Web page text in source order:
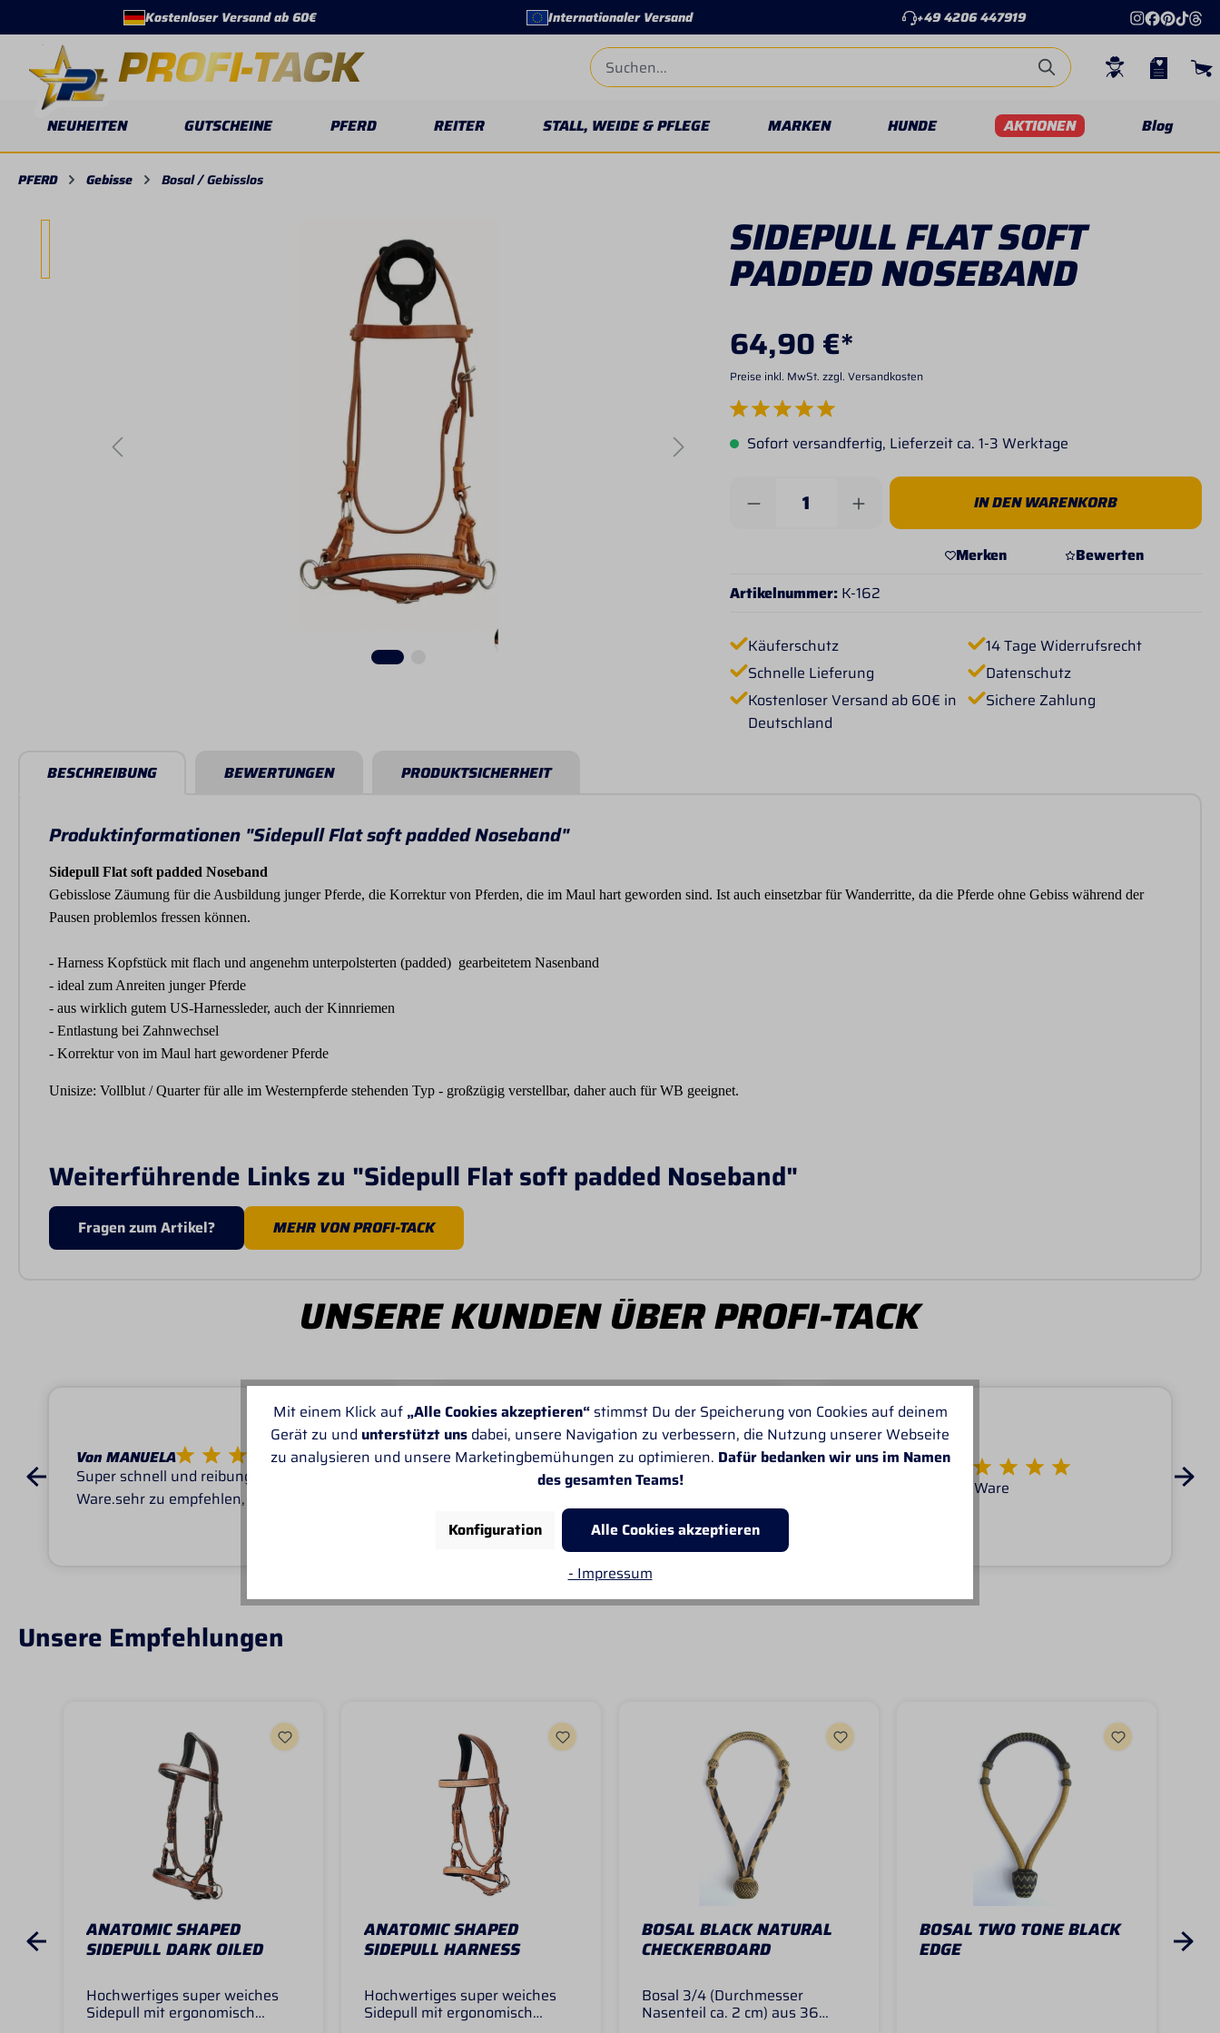
Zur Hauptnavigation springen
Kostenloser Versand ab 60€ Internationaler Versand +49 4206 447919
NEUHEITEN GUTSCHEINE PFERD REITER STALL, WEIDE & PFLEGE MARKEN HUNDE AKTIONEN Blog
PFERD Gebisse Bosal / Gebisslos
SIDEPULL FLAT SOFT
PADDED NOSEBAND
64,90 €*
Preise inkl. MwSt. zzgl. Versandkosten
Durchschnittliche Bewertung von 5 von 5 Sternen
Sofort versandfertig, Lieferzeit ca. 1-3 Werktage
Produkt Anzahl: Gib den gewünschten Wert
IN DEN WARENKORB
Merken
Bewerten
Artikelnummer: K-162
Käuferschutz
14 Tage Widerrufsrecht
Schnelle Lieferung
Datenschutz
Kostenloser Versand ab 60€ in
Deutschland
Sichere Zahlung
BESCHREIBUNG BEWERTUNGEN PRODUKTSICHERHEIT
Produktinformationen "Sidepull Flat soft padded Noseband"
Sidepull Flat soft padded Noseband
Gebisslose Zäumung für die Ausbildung junger Pferde, die Korrektur von Pferden, die im Maul hart geworden sind. Ist auch einsetzbar für Wanderritte, da die Pferde ohne Gebiss während der
Pausen problemlos fressen können.
- Harness Kopfstück mit flach und angenehm unterpolsterten (padded) gearbeitetem Nasenband
- ideal zum Anreiten junger Pferde
- aus wirklich gutem US-Harnessleder, auch der Kinnriemen
- Entlastung bei Zahnwechsel
- Korrektur von im Maul hart gewordener Pferde
Unisize: Vollblut / Quarter für alle im Westernpferde stehenden Typ - großzügig verstellbar, daher auch für WB geeignet.
Weiterführende Links zu "Sidepull Flat soft padded Noseband"
Fragen zum Artikel? MEHR VON PROFI-TACK
UNSERE KUNDEN ÜBER PROFI-TACK
Von MANUELA
Super schnell und reibungslos, top
Ware.sehr zu empfehlen, top!
Von SANDRA
Leider passt oft die Angabe der Lieferzeiten
Von KATARINA
Super Service tolle Ware
Unsere Empfehlungen
ANATOMIC SHAPED
SIDEPULL DARK OILED
Hochwertiges super weiches
Sidepull mit ergonomisch
ANATOMIC SHAPED
SIDEPULL HARNESS
Hochwertiges super weiches
Sidepull mit ergonomisch
BOSAL BLACK NATURAL
CHECKERBOARD
Bosal 3/4 (Durchmesser
Nasenteil ca. 2 cm) aus 36
BOSAL TWO TONE BLACK
EDGE
Mit einem Klick auf „Alle Cookies akzeptieren“stimmst Du der Speicherung von Cookies auf deinem
Gerät zu und unterstützt uns dabei, unsere Navigation zu verbessern, die Nutzung unserer Webseite
zu analysieren und unsere Marketingbemühungen zu optimieren. Dafür bedanken wir uns im Namen
des gesamten Teams!
Konfiguration
Alle Cookies akzeptieren
- Impressum